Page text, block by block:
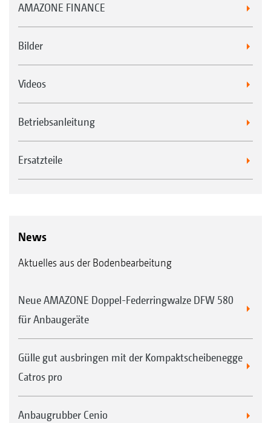
AMAZONE FINANCE
Bilder
Videos
Betriebsanleitung
Ersatzteile
News
Aktuelles aus der Bodenbearbeitung
Neue AMAZONE Doppel-Federringwalze DFW 580
für Anbaugeräte
Gülle gut ausbringen mit der Kompaktscheibenegge
Catros pro
Anbaugrubber Cenio